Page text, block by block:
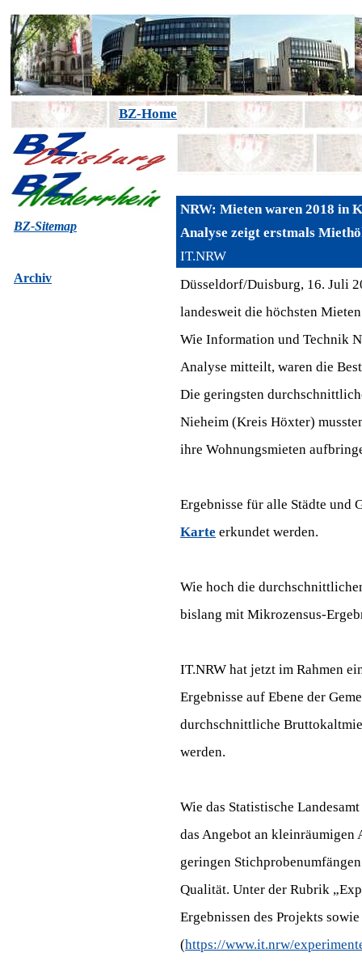
BZ-Home
BZ-Sitemap
Archiv
NRW: Mieten waren 2018 in
Analyse zeigt erstmals
IT.NRW
Düsseldorf/Duisburg, 16. Juli
landesweit die höchsten
Wie Information und Technik
Analyse mitteilt, waren die
Die geringsten
Nieheim (Kreis Höxter)
ihre Wohnungsmieten
Ergebnisse für alle Städte und
Karte erkundet werden.
Wie hoch die
bislang mit Mikrozensus-
IT.NRW hat jetzt im Rahmen
Ergebnisse auf Ebene der
durchschnittliche
werden.
Wie das Statistische
das Angebot an kleinräumigen
geringen
Qualität. Unter der Rubrik
Ergebnissen des Projekts
(https://www.it.nrw/